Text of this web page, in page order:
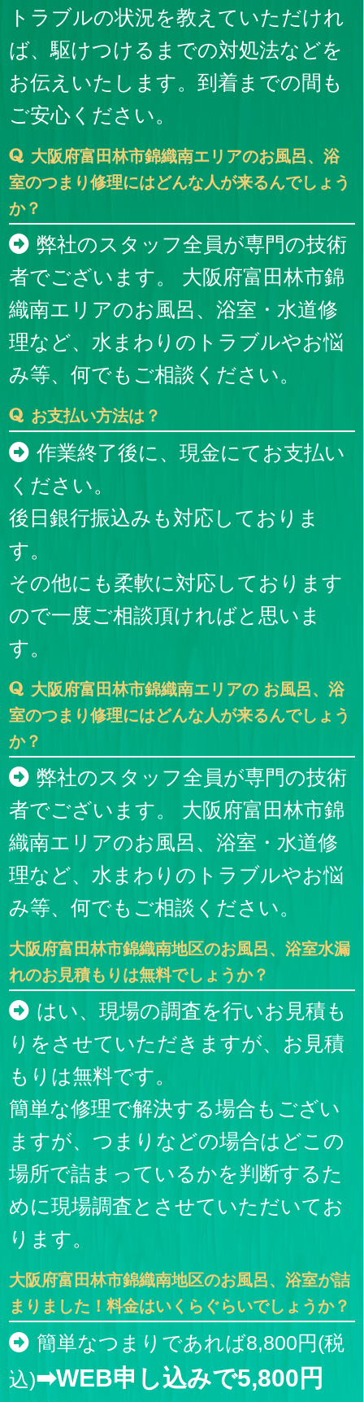
トラブルの状況を教えていただけれ
ば、駆けつけるまでの対処法などを
お伝えいたします。到着までの間も
ご安心ください。
大阪府富田林市錦織南エリアのお風呂、浴
室のつまり修理にはどんな人が来るんでしょう
か？
弊社のスタッフ全員が専門の技術
者でございます。 大阪府富田林市錦
織南エリアのお風呂、浴室・水道修
理など、水まわりのトラブルやお悩
み等、何でもご相談ください。
お支払い方法は？
作業終了後に、現金にてお支払い
ください。
後日銀行振込みも対応しておりま
す。
その他にも柔軟に対応しております
ので一度ご相談頂ければと思いま
す。
大阪府富田林市錦織南エリアの お風呂、浴
室のつまり修理にはどんな人が来るんでしょう
か？
弊社のスタッフ全員が専門の技術
者でございます。 大阪府富田林市錦
織南エリアのお風呂、浴室・水道修
理など、水まわりのトラブルやお悩
み等、何でもご相談ください。
大阪府富田林市錦織南地区のお風呂、浴室水漏
れのお見積もりは無料でしょうか？
はい、現場の調査を行いお見積も
りをさせていただきますが、お見積
もりは無料です。
簡単な修理で解決する場合もござい
ますが、つまりなどの場合はどこの
場所で詰まっているかを判断するた
めに現場調査とさせていただいてお
ります。
大阪府富田林市錦織南地区のお風呂、浴室が詰
まりました！料金はいくらぐらいでしょうか？
簡単なつまりであれば8,800円(税
込)➡WEB申し込みで5,800円